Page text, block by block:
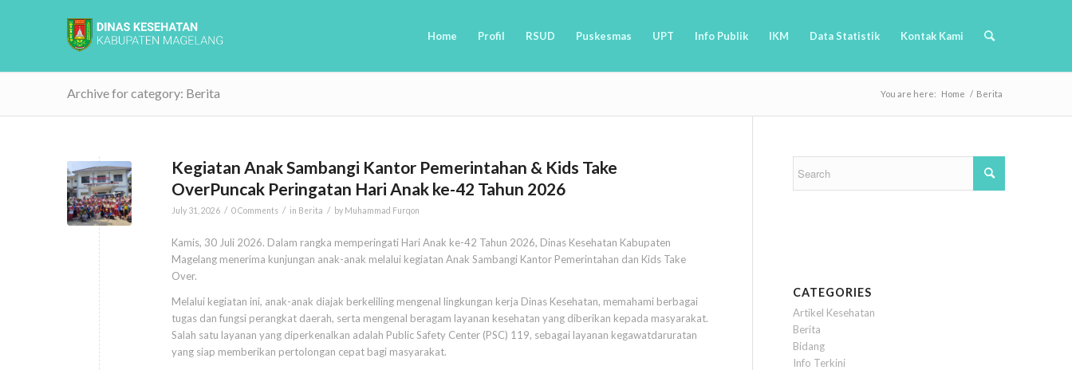
Home Profil RSUD Puskesmas UPT Info Publik IKM Data Statistik Kontak Kami
Archive for category: Berita You are here: Home / Berita
Kegiatan Anak Sambangi Kantor Pemerintahan & Kids Take
OverPuncak Peringatan Hari Anak ke-42 Tahun 2026
July 31, 2026 / 0 Comments / in Berita / by Muhammad Furqon
Kamis, 30 Juli 2026. Dalam rangka memperingati Hari Anak ke-42 Tahun 2026, Dinas Kesehatan Kabupaten
Magelang menerima kunjungan anak-anak melalui kegiatan Anak Sambangi Kantor Pemerintahan dan Kids Take
Over.
Melalui kegiatan ini, anak-anak diajak berkeliling mengenal lingkungan kerja Dinas Kesehatan, memahami berbagai
tugas dan fungsi perangkat daerah, serta mengenal beragam layanan kesehatan yang diberikan kepada masyarakat.
Salah satu layanan yang diperkenalkan adalah Public Safety Center (PSC) 119, sebagai layanan kegawatdaruratan
yang siap memberikan pertolongan cepat bagi masyarakat.
CATEGORIES
Artikel Kesehatan
Berita
Bidang
Info Terkini